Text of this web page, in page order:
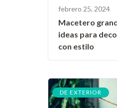
febrero 25, 2024
Macetero
ideas para
con estilo
DE EXTERIOR